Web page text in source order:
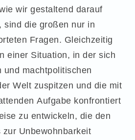
wir gestaltend darauf
sind die großen nur in
Fragen. Gleichzeitig
einer Situation, in der sich
und machtpolitischen
Welt zuspitzen und die mit
Aufgabe konfrontiert
zu entwickeln, die den
Unbewohnbarkeit